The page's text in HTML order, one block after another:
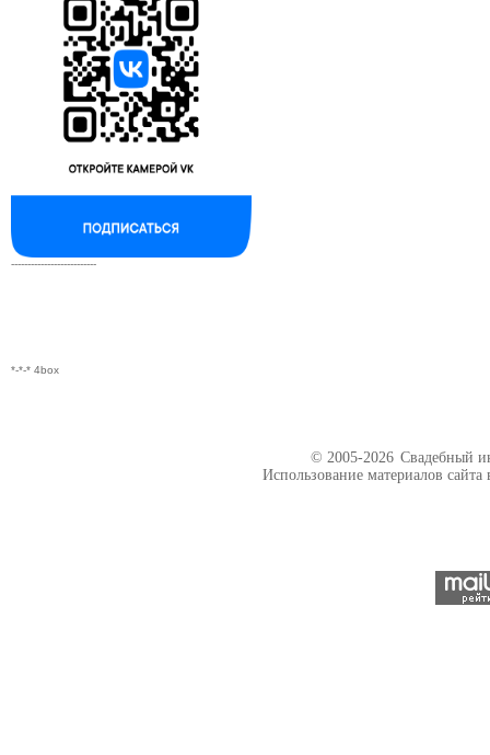
--------------------------
*-*-* 4box
© 2005-2026 Свадебный
Использование материалов